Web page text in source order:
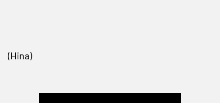
(Hina)